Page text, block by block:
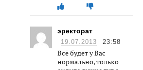
эректорат
19.07.2013 23:58
Всё будет у Вас
нормально, только